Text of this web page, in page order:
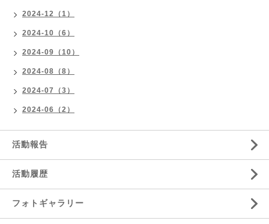
2024-12（1）
2024-10（6）
2024-09（10）
2024-08（8）
2024-07（3）
2024-06（2）
活動報告
活動履歴
フォトギャラリー